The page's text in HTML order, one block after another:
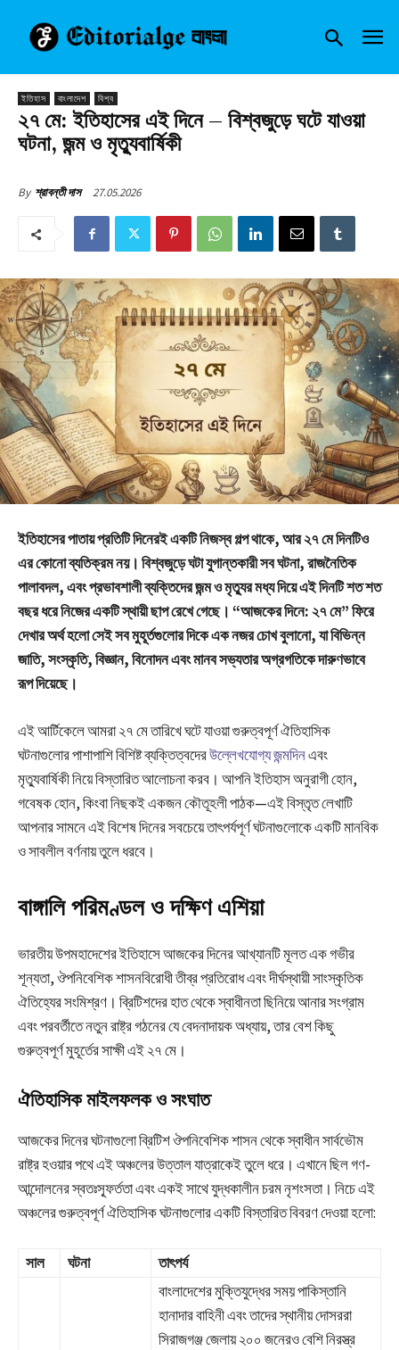
ইতিহাস বাংলাদেশ বিশ্ব
২৭ মে: ইতিহাসের এই দিনে – বিশ্বজুড়ে ঘটে যাওয়া
ঘটনা, জন্ম ও মৃত্যুবার্ষিকী
By শ্রাবন্তী দাস 27.05.2026
ইতিহাসের পাতায় প্রতিটি দিনেরই একটি নিজস্ব গল্প থাকে, আর ২৭ মে দিনটিও
এর কোনো ব্যতিক্রম নয়। বিশ্বজুড়ে ঘটা যুগান্তকারী সব ঘটনা, রাজনৈতিক
পালাবদল, এবং প্রভাবশালী ব্যক্তিদের জন্ম ও মৃত্যুর মধ্য দিয়ে এই দিনটি শত শত
বছর ধরে নিজের একটি স্থায়ী ছাপ রেখে গেছে। “আজকের দিনে: ২৭ মে” ফিরে
দেখার অর্থ হলো সেই সব মুহূর্তগুলোর দিকে এক নজর চোখ বুলানো, যা বিভিন্ন
জাতি, সংস্কৃতি, বিজ্ঞান, বিনোদন এবং মানব সভ্যতার অগ্রগতিকে দারুণভাবে
রূপ দিয়েছে।
এই আর্টিকেলে আমরা ২৭ মে তারিখে ঘটে যাওয়া গুরুত্বপূর্ণ ঐতিহাসিক
ঘটনাগুলোর পাশাপাশি বিশিষ্ট ব্যক্তিত্বদেরউল্লেখযোগ্য জন্মদিনএবং
মৃত্যুবার্ষিকী নিয়ে বিস্তারিত আলোচনা করব। আপনি ইতিহাস অনুরাগী হোন,
গবেষক হোন, কিংবা নিছকই একজন কৌতূহলী পাঠক—এই বিস্তৃত লেখাটি
আপনার সামনে এই বিশেষ দিনের সবচেয়ে তাৎপর্যপূর্ণ ঘটনাগুলোকে একটি মানবিক
ও সাবলীল বর্ণনায় তুলে ধরবে।
বাঙ্গালি পরিমণ্ডল ও দক্ষিণ এশিয়া
ভারতীয় উপমহাদেশের ইতিহাসে আজকের দিনের আখ্যানটি মূলত এক গভীর
শূন্যতা, ঔপনিবেশিক শাসনবিরোধী তীব্র প্রতিরোধ এবং দীর্ঘস্থায়ী সাংস্কৃতিক
ঐতিহ্যের সংমিশ্রণ। ব্রিটিশদের হাত থেকে স্বাধীনতা ছিনিয়ে আনার সংগ্রাম
এবং পরবর্তীতে নতুন রাষ্ট্র গঠনের যে বেদনাদায়ক অধ্যায়, তার বেশ কিছু
গুরুত্বপূর্ণ মুহূর্তের সাক্ষী এই ২৭ মে।
ঐতিহাসিক মাইলফলক ও সংঘাত
আজকের দিনের ঘটনাগুলো ব্রিটিশ ঔপনিবেশিক শাসন থেকে স্বাধীন সার্বভৌম
রাষ্ট্র হওয়ার পথে এই অঞ্চলের উত্তাল যাত্রাকেই তুলে ধরে। এখানে ছিল গণ-
আন্দোলনের স্বতঃস্ফূর্ততা এবং একই সাথে যুদ্ধকালীন চরম নৃশংসতা। নিচে এই
অঞ্চলের গুরুত্বপূর্ণ ঐতিহাসিক ঘটনাগুলোর একটি বিস্তারিত বিবরণ দেওয়া হলো:
সাল ঘটনা তাৎপর্য
বাংলাদেশের মুক্তিযুদ্ধের সময় পাকিস্তানি
হানাদার বাহিনী এবং তাদের স্থানীয় দোসররা
সিরাজগঞ্জ জেলায় ২০০ জনেরও বেশি নিরস্ত্র